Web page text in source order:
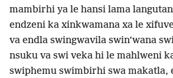
mambirhi ya le hansi lama
endzeni ka xinkwamana xa le
va endla swingwavila swin’wana
nsuku va swi veka hi le mahlweni
swiphemu swimbirhi swa makatla,